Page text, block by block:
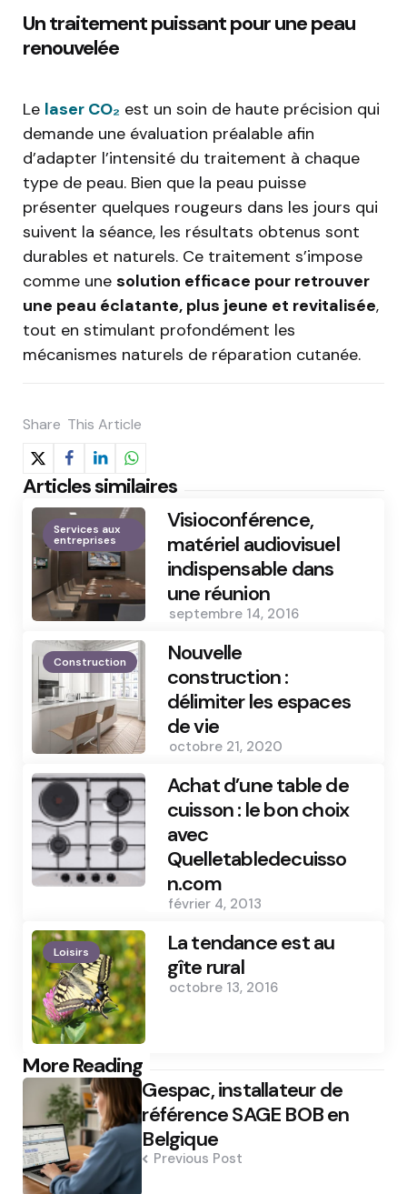
Un traitement puissant pour une peau
renouvelée
Le laser CO₂ est un soin de haute précision qui
demande une évaluation préalable afin
d’adapter l’intensité du traitement à chaque
type de peau. Bien que la peau puisse
présenter quelques rougeurs dans les jours qui
suivent la séance, les résultats obtenus sont
durables et naturels. Ce traitement s’impose
comme une solution efficace pour retrouver
une peau éclatante, plus jeune et revitalisée,
tout en stimulant profondément les
mécanismes naturels de réparation cutanée.
Share This Article
Articles similaires
Services aux
entreprises
Visioconférence,
matériel audiovisuel
indispensable dans
une réunion
septembre 14, 2016
Construction
Nouvelle
construction :
délimiter les espaces
de vie
octobre 21, 2020
Achat d’une table de
cuisson : le bon choix
avec
Quelletabledecuisso
n.com
février 4, 2013
Loisirs
La tendance est au
gîte rural
octobre 13, 2016
More Reading
Post
navigation Gespac, installateur de
référence SAGE BOB en
Belgique
Previous Post